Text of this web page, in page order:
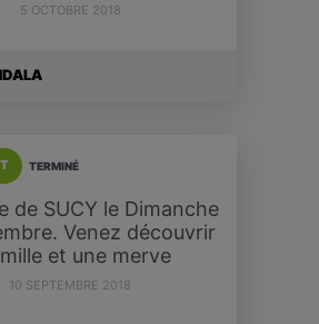
5 OCTOBRE 2018
TERMINÉ
de SUCY le Dimanche
Venez découvrir
et une merve
10 SEPTEMBRE 2018